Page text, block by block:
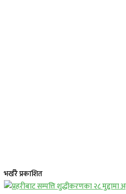
भर्खरै प्रकाशित